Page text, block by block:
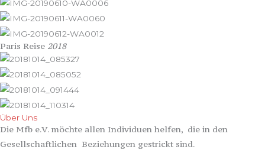
Paris Reise 2018
Über Uns
Die Mfb e.V. möchte allen Individuen helfen, die in den
Gesellschaftlichen Beziehungen gestrickt sind.